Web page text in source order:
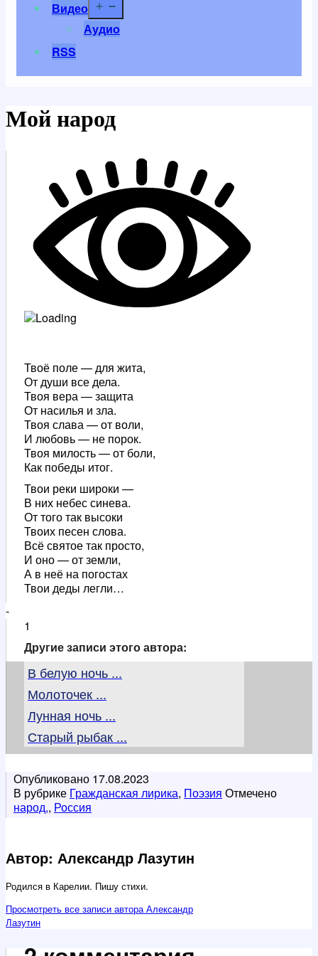
Видео
Аудио
RSS
Мой народ
Твоё поле — для жита,
От души все дела.
Твоя вера — защита
От насилья и зла.
Твоя слава — от воли,
И любовь — не порок.
Твоя милость — от боли,
Как победы итог.
Твои реки широки —
В них небес синева.
От того так высоки
Твоих песен слова.
Всё святое так просто,
И оно — от земли,
А в неё на погостах
Твои деды легли…
-
1
Другие записи этого автора:
В белую ночь ...
Молоточек ...
Лунная ночь ...
Старый рыбак ...
Опубликовано 17.08.2023
В рубрике Гражданская лирика, Поэзия Отмечено
народ,, Россия
Автор: Александр Лазутин
Родился в Карелии. Пишу стихи.
Просмотреть все записи автора Александр
Лазутин